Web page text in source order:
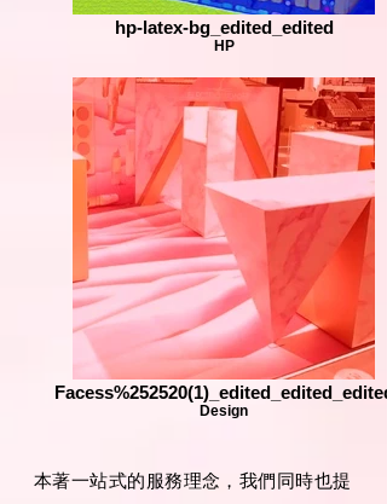
hp-latex-bg_edited_edited
HP
Facess%252520(1)_edited_edited_edited
Design
本著一站式的服務理念， 我們同時也提